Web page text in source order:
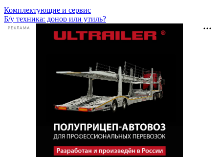
Комплектующие и сервис
Б/у техника: донор или утиль?
РЕКЛАМА